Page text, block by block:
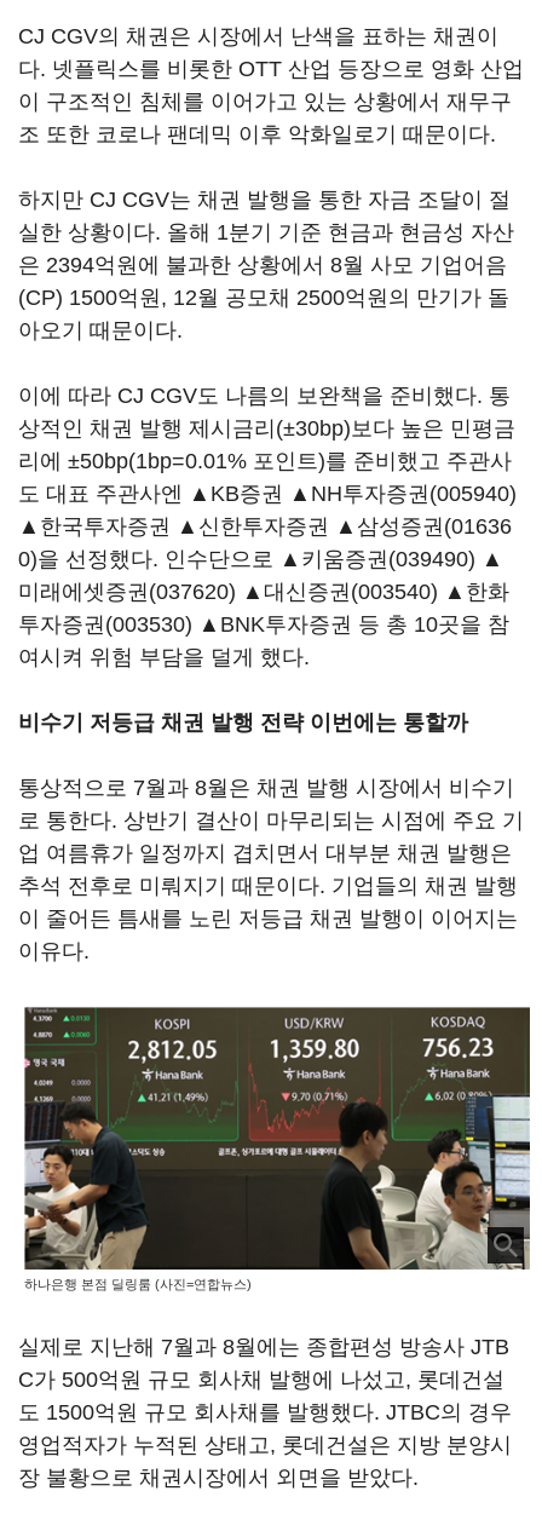
CJ CGV의 채권은 시장에서 난색을 표하는 채권이
다. 넷플릭스를 비롯한 OTT 산업 등장으로 영화 산업
이 구조적인 침체를 이어가고 있는 상황에서 재무구
조 또한 코로나 팬데믹 이후 악화일로기 때문이다.
하지만 CJ CGV는 채권 발행을 통한 자금 조달이 절
실한 상황이다. 올해 1분기 기준 현금과 현금성 자산
은 2394억원에 불과한 상황에서 8월 사모 기업어음
(CP) 1500억원, 12월 공모채 2500억원의 만기가 돌
아오기 때문이다.
이에 따라 CJ CGV도 나름의 보완책을 준비했다. 통
상적인 채권 발행 제시금리(±30bp)보다 높은 민평금
리에 ±50bp(1bp=0.01% 포인트)를 준비했고 주관사
도 대표 주관사엔 ▲KB증권 ▲ NH투자증권(005940)
▲한국투자증권 ▲신한투자증권 ▲ 삼성증권(01636
0)을 선정했다. 인수단으로 ▲ 키움증권(039490) ▲
미래에셋증권(037620) ▲ 대신증권(003540) ▲ 한화
투자증권(003530) ▲BNK투자증권 등 총 10곳을 참
여시켜 위험 부담을 덜게 했다.
비수기 저등급 채권 발행 전략 이번에는 통할까
통상적으로 7월과 8월은 채권 발행 시장에서 비수기
로 통한다. 상반기 결산이 마무리되는 시점에 주요 기
업 여름휴가 일정까지 겹치면서 대부분 채권 발행은
추석 전후로 미뤄지기 때문이다. 기업들의 채권 발행
이 줄어든 틈새를 노린 저등급 채권 발행이 이어지는
이유다.
하나은행 본점 딜링룸 (사진=연합뉴스)
실제로 지난해 7월과 8월에는 종합편성 방송사 JTB
C가 500억원 규모 회사채 발행에 나섰고, 롯데건설
도 1500억원 규모 회사채를 발행했다. JTBC의 경우
영업적자가 누적된 상태고, 롯데건설은 지방 분양시
장 불황으로 채권시장에서 외면을 받았다.